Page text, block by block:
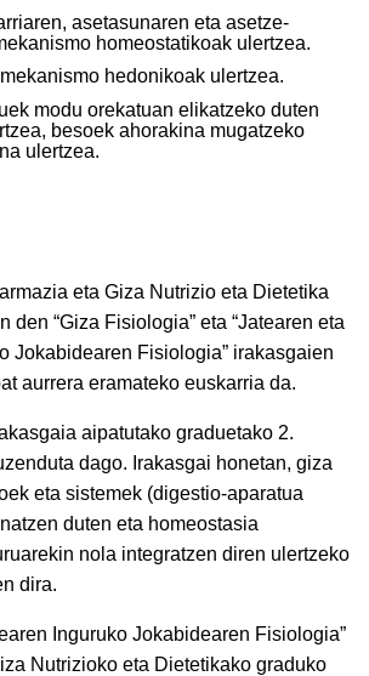
asetasunaren eta asetze-
homeostatikoak ulertzea.
hedonikoak ulertzea.
modu orekatuan elikatzeko duten
besoek ahorakina mugatzeko
ulertzea.
eta Giza Nutrizio eta Dietetika
den “Giza Fisiologia” eta “Jatearen eta
Jokabidearen Fisiologia” irakasgaien
aurrera eramateko euskarria da.
aipatutako graduetako 2.
dago. Irakasgai honetan, giza
eta sistemek (digestio-aparatua
duten eta homeostasia
nola integratzen diren ulertzeko
dira.
Inguruko Jokabidearen Fisiologia”
Nutrizioko eta Dietetikako graduko